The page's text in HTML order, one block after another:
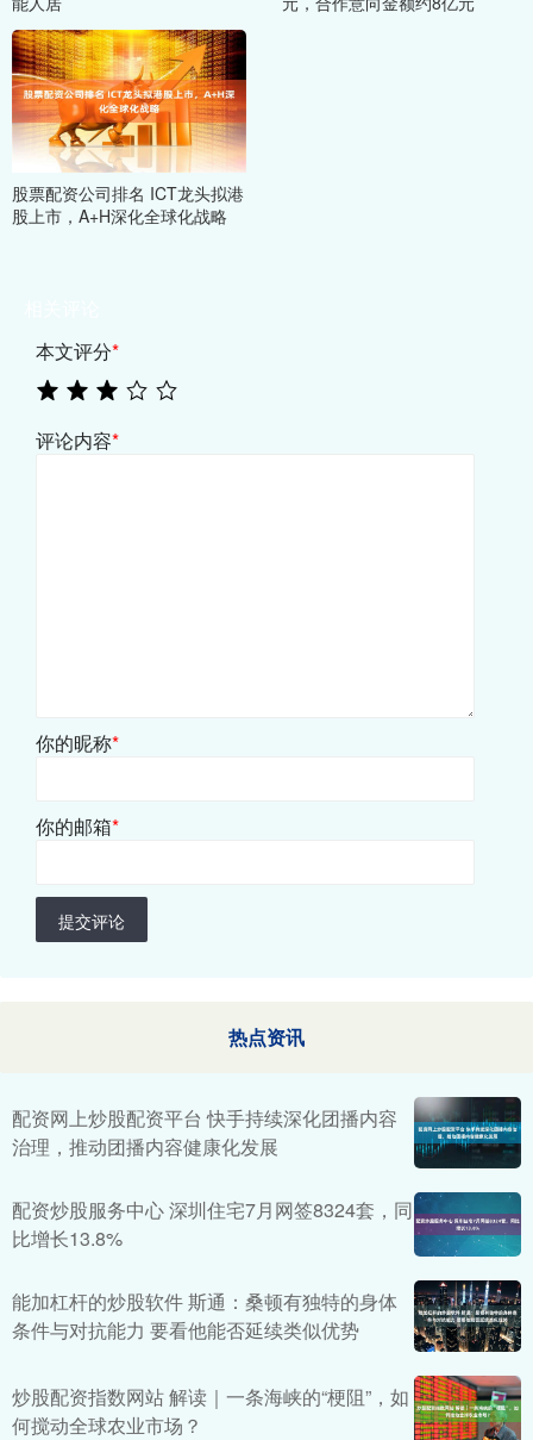
股票配资公司排名 ICT龙头拟港
股上市，A+H深化全球化战略
本文评分*
评论内容*
你的昵称*
你的邮箱*
提交评论
热点资讯
配资网上炒股配资平台 快手持续深化团播内容
治理，推动团播内容健康化发展
配资炒股服务中心 深圳住宅7月网签8324套，同
比增长13.8%
能加杠杆的炒股软件 斯通：桑顿有独特的身体
条件与对抗能力 要看他能否延续类似优势
炒股配资指数网站 解读｜一条海峡的“梗阻”，如
何搅动全球农业市场？